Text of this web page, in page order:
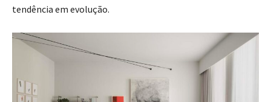
tendência em evolução.